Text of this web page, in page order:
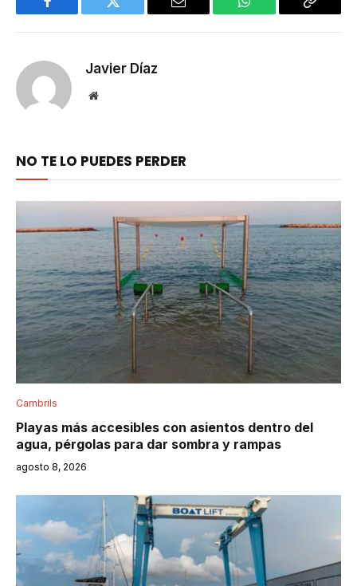
Facebook Twitter Email WhatsApp Copy
Javier Díaz
Website
NO TE LO PUEDES PERDER
Cambrils
Playas más accesibles con asientos dentro del
agua, pérgolas para dar sombra y rampas
agosto 8, 2026